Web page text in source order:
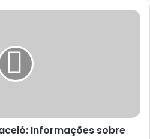
Informações sobre